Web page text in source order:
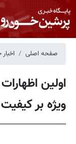
صفحه اصلی
اولین
ویژه بر